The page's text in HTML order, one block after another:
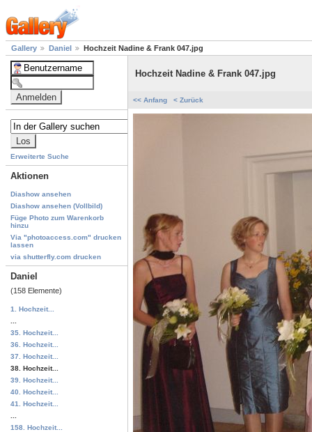
Gallery Daniel Hochzeit Nadine & Frank 047.jpg
Erweiterte Suche
Aktionen
Diashow ansehen
Diashow ansehen (Vollbild)
Füge Photo zum Warenkorb
hinzu
Via "photoaccess.com" drucken
lassen
via shutterfly.com drucken
Daniel
(158 Elemente)
1. Hochzeit...
35. Hochzeit...
36. Hochzeit...
37. Hochzeit...
38. Hochzeit...
39. Hochzeit...
40. Hochzeit...
41. Hochzeit...
158. Hochzeit...
Hochzeit Nadine & Frank 047.jpg
<< Anfang < Zurück